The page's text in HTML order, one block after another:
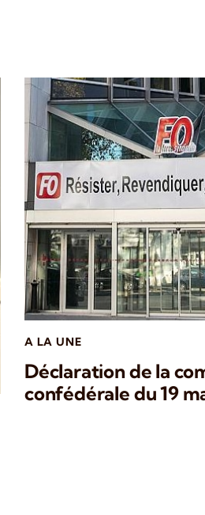
A LA UNE
Déclaration de la
confédérale du 19